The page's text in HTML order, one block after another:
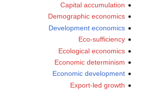
Capital accumulation
Demographic economics
Development economics
Eco-sufficiency
Ecological economics
Economic determinism
Economic development
Export-led growth